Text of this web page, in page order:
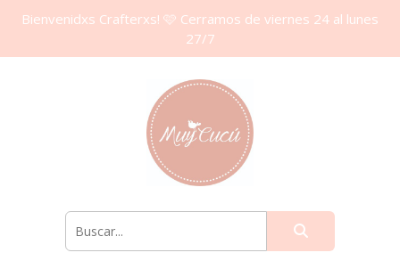
Bienvenidxs Crafterxs! 🩷 Cerramos de viernes 24 al lunes
27/7